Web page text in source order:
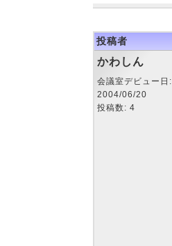
投稿者
かわしん
会議室デビュー日:
2004/06/20
投稿数: 4